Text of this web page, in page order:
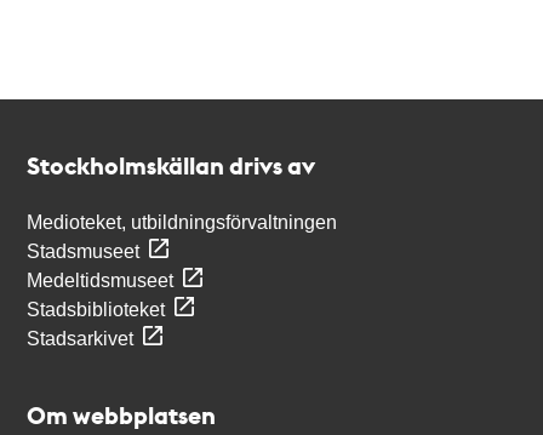
Stockholmskällan drivs av
Medioteket, utbildningsförvaltningen
Stadsmuseet
Medeltidsmuseet
Stadsbiblioteket
Stadsarkivet
Om webbplatsen